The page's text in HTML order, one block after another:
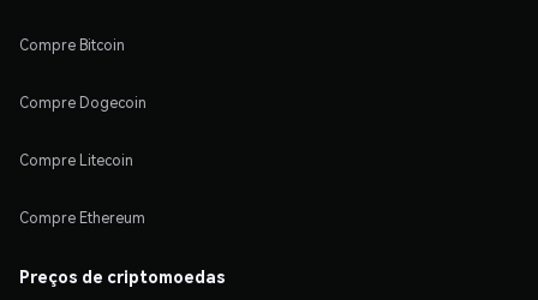
Compre Bitcoin
Compre Dogecoin
Compre Litecoin
Compre Ethereum
Preços de criptomoedas